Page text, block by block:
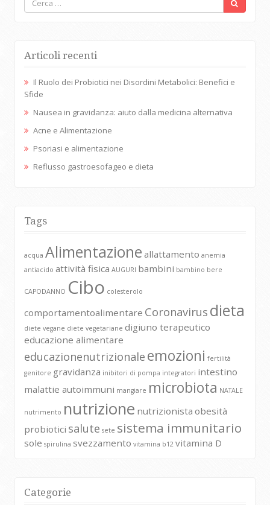
Articoli recenti
Il Ruolo dei Probiotici nei Disordini Metabolici: Benefici e
Sfide
Nausea in gravidanza: aiuto dalla medicina alternativa
Acne e Alimentazione
Psoriasi e alimentazione
Reflusso gastroesofageo e dieta
Tags
acqua Alimentazione allattamento anemia
antiacido attività fisica AUGURI bambini bambino bere
CAPODANNO Cibo colesterolo
comportamentoalimentare Coronavirus dieta
diete vegane diete vegetariane digiuno terapeutico
educazione alimentare
educazionenutrizionale emozioni fertilità
genitore gravidanza inibitori di pompa integratori intestino
malattie autoimmuni mangiare microbiota NATALE
nutrimento nutrizione nutrizionista obesità
probiotici salute sete sistema immunitario
sole spirulina svezzamento vitamina b12 vitamina D
Categorie